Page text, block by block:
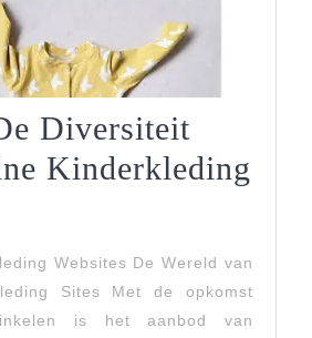
Diversiteit
Kinderkleding
Websites De Wereld van
Sites Met de opkomst
is het aanbod van